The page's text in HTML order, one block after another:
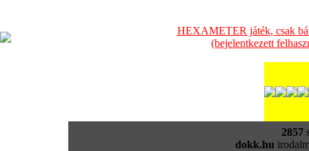
HEXAMETER játék, csak
(bejelentkezett
2857
dokk.hu